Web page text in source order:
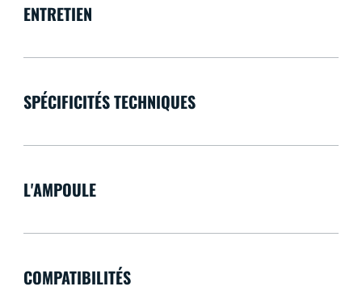
ENTRETIEN
SPÉCIFICITÉS TECHNIQUES
L'AMPOULE
COMPATIBILITÉS